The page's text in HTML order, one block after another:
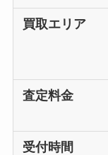
買取エリア
査定料金
受付時間